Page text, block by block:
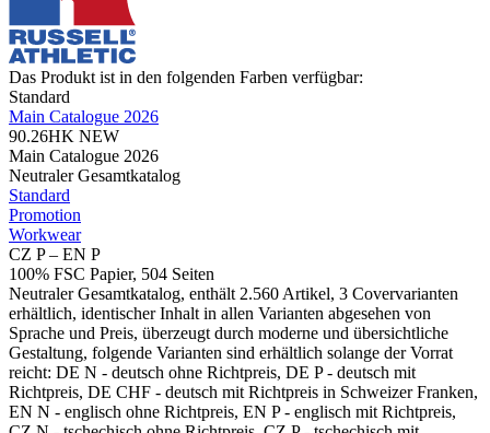
Das Produkt ist in den folgenden Farben verfügbar:
Standard
Main Catalogue 2026
90.26HK NEW
Main Catalogue 2026
Neutraler Gesamtkatalog
Standard
Promotion
Workwear
CZ P – EN P
100% FSC Papier, 504 Seiten
Neutraler Gesamtkatalog, enthält 2.560 Artikel, 3 Covervarianten
erhältlich, identischer Inhalt in allen Varianten abgesehen von
Sprache und Preis, überzeugt durch moderne und übersichtliche
Gestaltung, folgende Varianten sind erhältlich solange der Vorrat
reicht: DE N - deutsch ohne Richtpreis, DE P - deutsch mit
Richtpreis, DE CHF - deutsch mit Richtpreis in Schweizer Franken,
EN N - englisch ohne Richtpreis, EN P - englisch mit Richtpreis,